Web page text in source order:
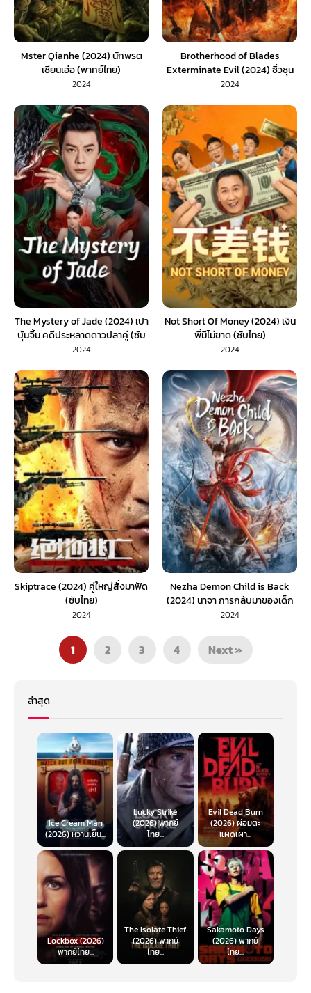
Mster Qianhe (2024) นักพรต
เชียนเฮ่อ (พากย์ไทย)
2024
Brotherhood of Blades
Exterminate Evil (2024) ซิ่วซุน
เตา ขจัดวิญญาณร้าย (ซับไทย)
2024
The Mystery of Jade (2024) เปา
บุ้นจิ้น คดีประหลาดดาวปลาคู่ (ซับ
ไทย)
2024
Not Short Of Money (2024) เงิน
พี่มีไม่ขาด (ซับไทย)
2024
Skiptrace (2024) คู่ใหญ่สั่งมาฟัด
(ซับไทย)
2024
Nezha Demon Child is Back
(2024) นาจา การกลับมาของเด็ก
ปีศาจ (พากย์ไทย)
2024
1 2 3 4 Next »
ล่าสุด
Ice Cream Man
(2026) หวานเย็น...
Lucky Strike
(2026) พากย์
ไทย...
Evil Dead Burn
(2026) ผีอมตะ
แผดเผา...
Lockbox (2026)
พากย์ไทย...
The Isolate Thief
(2026) พากย์
ไทย...
Sakamoto Days
(2026) พากย์
ไทย...